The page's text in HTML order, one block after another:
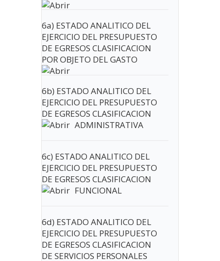
6a) ESTADO ANALITICO DEL
EJERCICIO DEL PRESUPUESTO
DE EGRESOS CLASIFICACION
POR OBJETO DEL GASTO
6b) ESTADO ANALITICO DEL
EJERCICIO DEL PRESUPUESTO
DE EGRESOS CLASIFICACION
ADMINISTRATIVA
6c) ESTADO ANALITICO DEL
EJERCICIO DEL PRESUPUESTO
DE EGRESOS CLASIFICACION
FUNCIONAL
6d) ESTADO ANALITICO DEL
EJERCICIO DEL PRESUPUESTO
DE EGRESOS CLASIFICACION
DE SERVICIOS PERSONALES